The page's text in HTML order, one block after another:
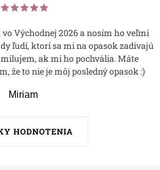
HODNOTENIA
Východnej 2026 a nosím ho veľmi
ľudí, ktorí sa mi na opasok zadívajú
ak mi ho pochvália. Máte
že to nie je môj posledný opasok :)
Miriam